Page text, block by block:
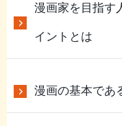
漫画家を目指す
イントとは
漫画の基本であ